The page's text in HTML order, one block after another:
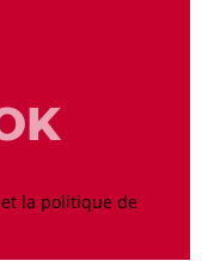
la politique de